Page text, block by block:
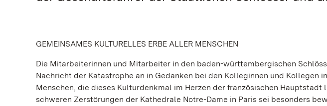
GEMEINSAMES KULTURELLES ERBE ALLER MENSCHEN
Die Mitarbeiterinnen und Mitarbeiter in den baden-württembergischen
Nachricht der Katastrophe an in Gedanken bei den Kolleginnen und Kollegen
Menschen, die dieses Kulturdenkmal im Herzen der französischen
schweren Zerstörungen der Kathedrale Notre-Dame in Paris sei besonders